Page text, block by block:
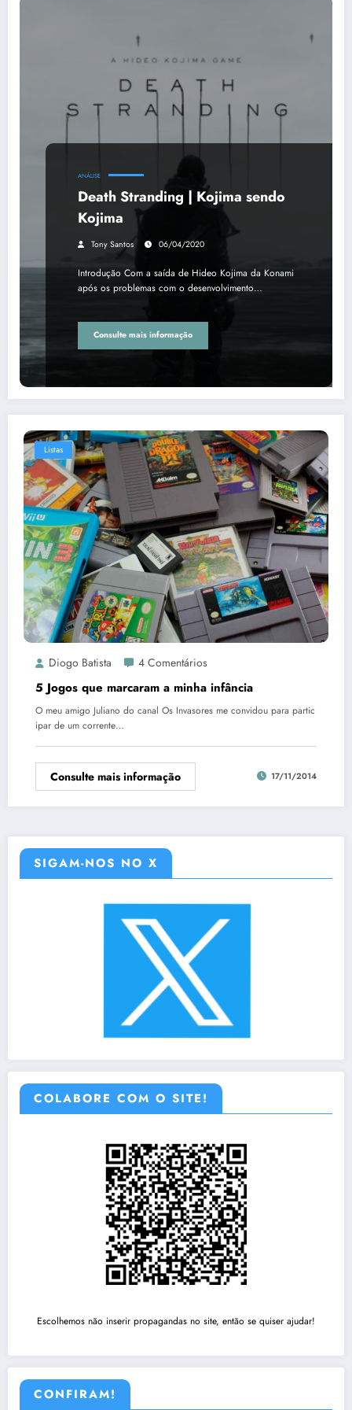
ANÁLISE
Death Stranding | Kojima sendo
Kojima
Tony Santos 06/04/2020
Introdução Com a saída de Hideo Kojima da Konami
após os problemas com o desenvolvimento…
Consulte mais informação
Listas
Diogo Batista 4 Comentários
5 Jogos que marcaram a minha infância
O meu amigo Juliano do canal Os Invasores me convidou para partic
ipar de um corrente…
Consulte mais informação 17/11/2014
SIGAM-NOS NO X
COLABORE COM O SITE!
Escolhemos não inserir propagandas no site, então se quiser ajudar!
CONFIRAM!